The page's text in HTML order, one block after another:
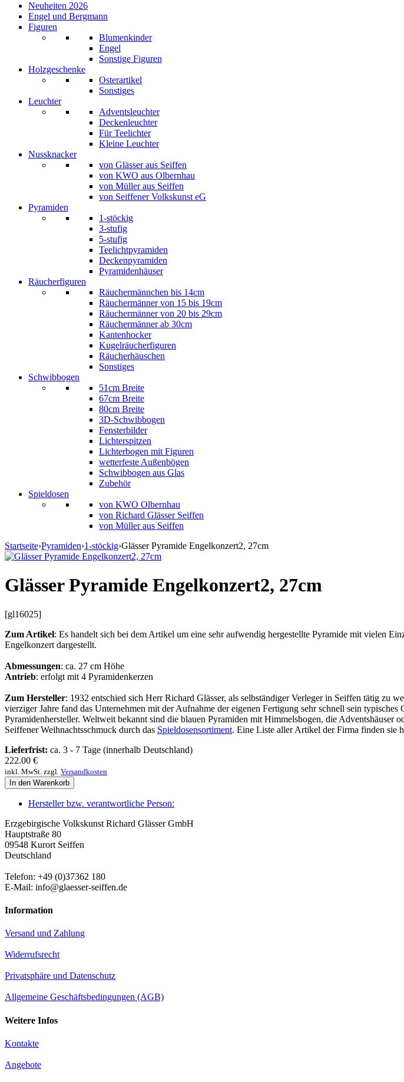
Neuheiten 2026
Engel und Bergmann
Figuren
Blumenkinder
Engel
Sonstige Figuren
Holzgeschenke
Osterartikel
Sonstiges
Leuchter
Adventsleuchter
Deckenleuchter
Für Teelichter
Kleine Leuchter
Nussknacker
von Glässer aus Seiffen
von KWO aus Olbernhau
von Müller aus Seiffen
von Seiffener Volkskunst eG
Pyramiden
1-stöckig
3-stufig
5-stufig
Teelichtpyramiden
Deckenpyramiden
Pyramidenhäuser
Räucherfiguren
Räuchermännchen bis 14cm
Räuchermänner von 15 bis 19cm
Räuchermänner von 20 bis 29cm
Räuchermänner ab 30cm
Kantenhocker
Kugelräucherfiguren
Räucherhäuschen
Sonstiges
Schwibbogen
51cm Breite
67cm Breite
80cm Breite
3D-Schwibbogen
Fensterbilder
Lichterspitzen
Lichterbogen mit Figuren
wetterfeste Außenbögen
Schwibbogen aus Glas
Zubehör
Spieldosen
von KWO Olbernhau
von Richard Glässer Seiffen
von Müller aus Seiffen
Startseite›Pyramiden›1-stöckig›Glässer Pyramide Engelkonzert2, 27cm
Glässer Pyramide Engelkonzert2, 27cm
[gl16025]
Zum Artikel: Es handelt sich bei dem Artikel um eine sehr aufwendig hergestellte Pyramide mit vielen
Engelkonzert dargestellt.
Abmessungen: ca. 27 cm Höhe
Antrieb: erfolgt mit 4 Pyramidenkerzen
Zum Hersteller: 1932 entschied sich Herr Richard Glässer, als selbständiger Verleger in Seiffen tätig zu
vierziger Jahre fand das Unternehmen mit der Aufnahme der eigenen Fertigung sehr schnell sein
Pyramidenhersteller. Weltweit bekannt sind die blauen Pyramiden mit Himmelsbogen, die Adventshäuser
Seiffener Weihnachtsschmuck durch das Spieldosensortiment. Eine Liste aller Artikel der Firma finden sie
Lieferfrist: ca. 3 - 7 Tage (innerhalb Deutschland)
222.00 €
inkl. MwSt. zzgl. Versandkosten
In den Warenkorb
Hersteller bzw. verantwortliche Person:
Erzgebirgische Volkskunst Richard Glässer GmbH
Hauptstraße 80
09548 Kurort Seiffen
Deutschland
Telefon: +49 (0)37362 180
E-Mail: info@glaesser-seiffen.de
Information
Versand und Zahlung
Widerrufsrecht
Privatsphäre und Datenschutz
Allgemeine Geschäftsbedingungen (AGB)
Weitere Infos
Kontakte
Angebote